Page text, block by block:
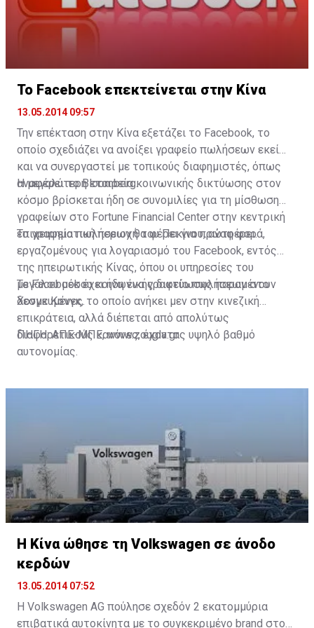
Το Facebook επεκτείνεται στην Κίνα
13.05.2014 09:57
Την επέκταση στην Κίνα εξετάζει το Facebook, το
οποίο σχεδιάζει να ανοίξει γραφείο πωλήσεων εκεί
και να συνεργαστεί με τοπικούς διαφημιστές, όπως
αναφέρει το Bloomberg.
Η μεγαλύτερη εταιρεία κοινωνικής δικτύωσης στον
κόσμο βρίσκεται ήδη σε συνομιλίες για τη μίσθωση
γραφείων στο Fortune Financial Center στην κεντρική
επιχειρηματική περιοχή του Πεκίνου, αναφέρει.
Το γραφείο πωλήσεων θα φέρει για πρώτη φορά,
εργαζομένους για λογαριασμό του Facebook, εντός
της ηπειρωτικής Κίνας, όπου οι υπηρεσίες του
μεγάλου μέσου κοινωνικής δικτύωσης παραμένουν
δεσμευμένες.
Το Facebook έχει ήδη ένα γραφείο πωλήσεων στο
Χονγκ Κονγκ, το οποίο ανήκει μεν στην κινεζική
επικράτεια, αλλά διέπεται από απολύτως
διαφορετικούς κανόνες, έχοντας υψηλό βαθμό
αυτονομίας.
ΠΗΓΗ: ΑΠΕ-ΜΠΕ, www.zougla.gr
Η Κίνα ώθησε τη Volkswagen σε άνοδο
κερδών
13.05.2014 07:52
Η Volkswagen AG πούλησε σχεδόν 2 εκατομμύρια
επιβατικά αυτοκίνητα με το συγκεκριμένο brand στους